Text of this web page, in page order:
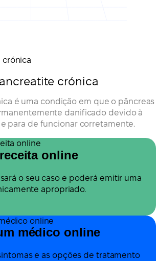
crónica
crónica
é uma condição em que o pâncreas
danificado devido à
para de funcionar corretamente.
online
o seu caso e poderá emitir uma
apropriado.
médico online
e as opções de tratamento